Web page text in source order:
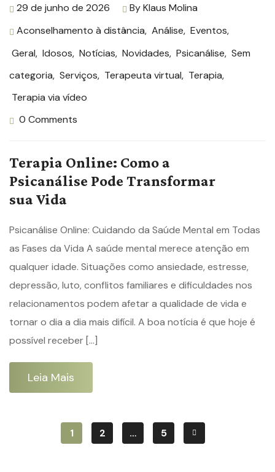
29 de junho de 2026 ByKlaus Molina
Aconselhamento à distância, Análise, Eventos,
Geral, Idosos, Notícias, Novidades, Psicanálise, Sem
categoria, Serviços, Terapeuta virtual, Terapia,
Terapia via vídeo
0 Comments
Terapia Online: Como a
Psicanálise Pode Transformar
sua Vida
Psicanálise Online: Cuidando da Saúde Mental em Todas
as Fases da Vida A saúde mental merece atenção em
qualquer idade. Situações como ansiedade, estresse,
depressão, luto, conflitos familiares e dificuldades nos
relacionamentos podem afetar a qualidade de vida e
tornar o dia a dia mais difícil. A boa notícia é que hoje é
possível receber […]
Leia Mais
1 2 … 5